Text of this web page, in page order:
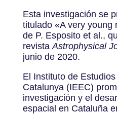
Esta investigación se
titulado «A very young
de P. Esposito et al.,
revista Astrophysical
junio de 2020.
El Instituto de
Catalunya (IEEC)
investigación y el
espacial en Cataluña